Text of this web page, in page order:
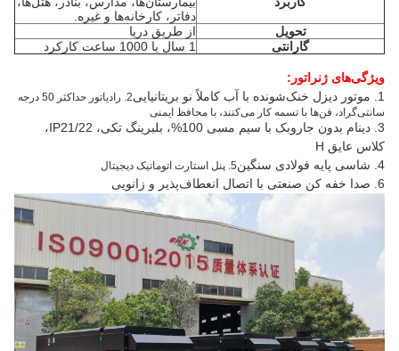
دفاتر، کارخانه‌ها و غیره.
تحویل
از طریق دریا
گارانتی
1 سال یا 1000 ساعت کارکرد
ویژگی‌های ژنراتور:
1. موتور دیزل خنک‌شونده با آب کاملاً نو بریتانیایی
2. رادیاتور حداکثر 50 درجه
سانتی‌گراد، فن‌ها با تسمه کار می‌کنند، با محافظ ایمنی
3. دینام بدون جاروبک با سیم مسی 100%، بلبرینگ تکی، IP21/22،
کلاس عایق H
4. شاسی پایه فولادی سنگین
5. پنل استارت اتوماتیک دیجیتال
6. صدا خفه کن صنعتی با اتصال انعطاف‌پذیر و زانویی